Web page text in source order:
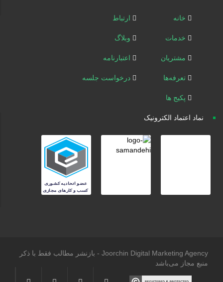
خانه
خدمات
مشتریان
تعرفه‌ها
پکیج ها
ارتباط
وبلاگ
اعتبارنامه
درخواست جلسه
نماد اعتماد الکترونیک
Joorchin Digital Marketing Agency - بازنشر مطالب فقط با ذکر
منبع مجاز می‌باشد